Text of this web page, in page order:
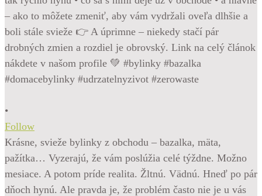
•
Follow
Krásne, svieže bylinky z obchodu – bazalka, mäta,
pažítka… Vyzerajú, že vám poslúžia celé týždne. Možno
mesiace. A potom príde realita. Žltnú. Vädnú. Hneď po pár
dňoch hynú. Ale pravda je, že problém často nie je u vás